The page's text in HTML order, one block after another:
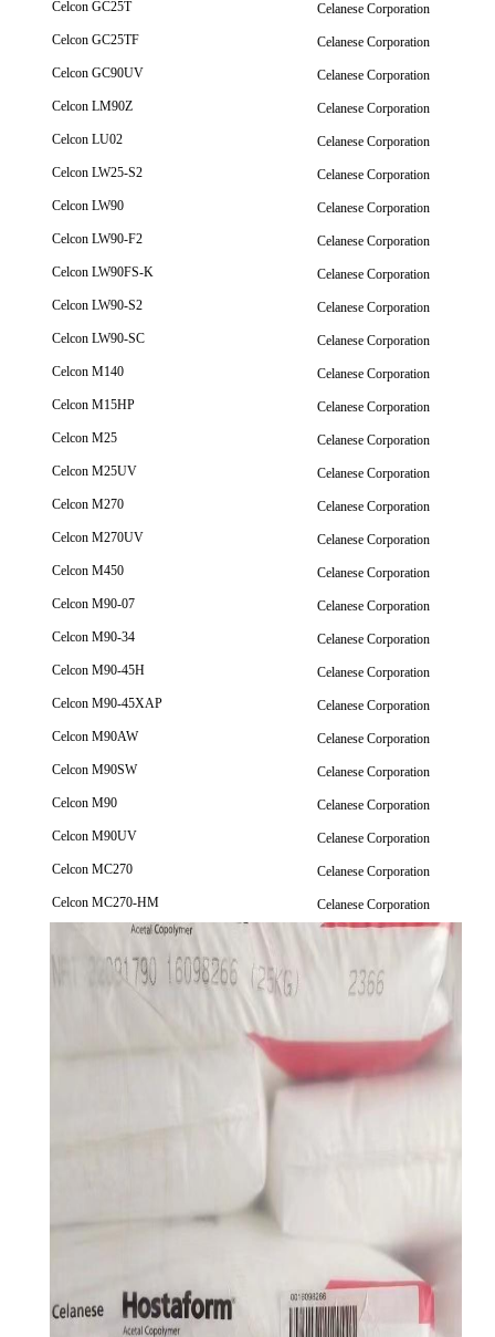
Celcon GC25T
Celanese Corporation
Celcon GC25TF
Celanese Corporation
Celcon GC90UV
Celanese Corporation
Celcon LM90Z
Celanese Corporation
Celcon LU02
Celanese Corporation
Celcon LW25-S2
Celanese Corporation
Celcon LW90
Celanese Corporation
Celcon LW90-F2
Celanese Corporation
Celcon LW90FS-K
Celanese Corporation
Celcon LW90-S2
Celanese Corporation
Celcon LW90-SC
Celanese Corporation
Celcon M140
Celanese Corporation
Celcon M15HP
Celanese Corporation
Celcon M25
Celanese Corporation
Celcon M25UV
Celanese Corporation
Celcon M270
Celanese Corporation
Celcon M270UV
Celanese Corporation
Celcon M450
Celanese Corporation
Celcon M90-07
Celanese Corporation
Celcon M90-34
Celanese Corporation
Celcon M90-45H
Celanese Corporation
Celcon M90-45XAP
Celanese Corporation
Celcon M90AW
Celanese Corporation
Celcon M90SW
Celanese Corporation
Celcon M90
Celanese Corporation
Celcon M90UV
Celanese Corporation
Celcon MC270
Celanese Corporation
Celcon MC270-HM
Celanese Corporation